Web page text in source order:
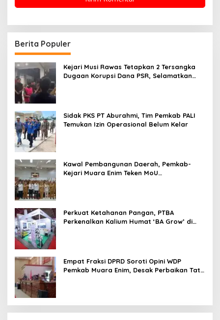
Berita Populer
Kejari Musi Rawas Tetapkan 2 Tersangka
Dugaan Korupsi Dana PSR, Selamatkan
Sidak PKS PT Aburahmi, Tim Pemkab PALI
Temukan Izin Operasional Belum Kelar
Kawal Pembangunan Daerah, Pemkab-
Kejari Muara Enim Teken MoU
Perkuat Ketahanan Pangan, PTBA
Perkenalkan Kalium Humat ‘BA Grow’ di
Empat Fraksi DPRD Soroti Opini WDP
Pemkab Muara Enim, Desak Perbaikan Tata